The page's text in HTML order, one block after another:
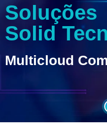
Soluções
Solid
Multicloud